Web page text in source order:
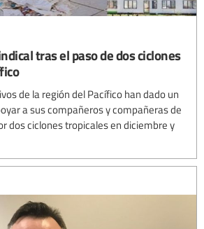
tras el paso de dos ciclones
de la región del Pacífico han dado un
a sus compañeros y compañeras de
dos ciclones tropicales en diciembre y